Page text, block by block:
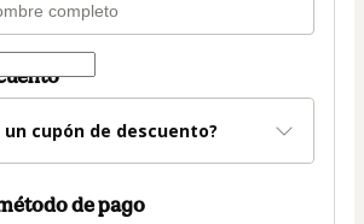
un cupón de descuento?
de pago